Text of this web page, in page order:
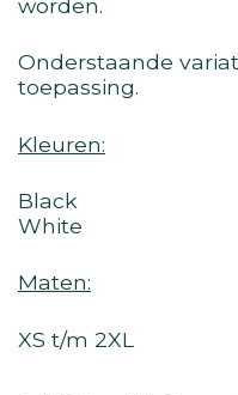
worden.
Onderstaande
toepassing.
Kleuren:
Black
White
Maten:
XS t/m 2XL